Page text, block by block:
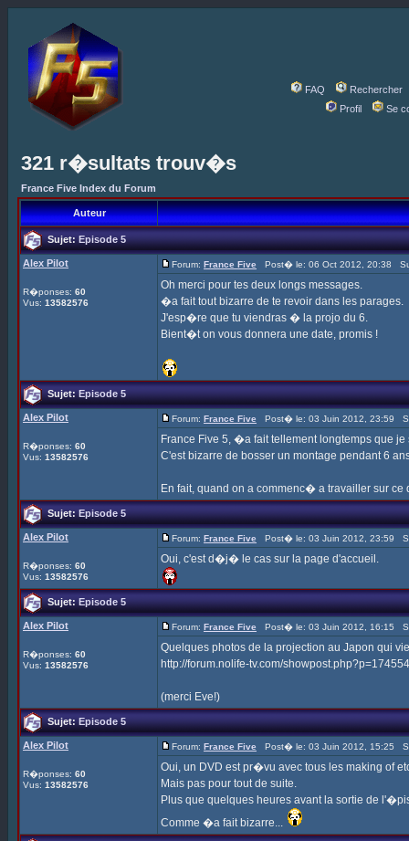
FAQ
Rechercher
Profil
Se
321 r�sultats trouv�s
France Five Index du Forum
Auteur
Sujet:Episode 5
Alex Pilot
R�ponses: 60
Vus: 13582576
Forum: France Five Post� le: 06 Oct 2012, 20:38
Oh merci pour tes deux longs messages.
�a fait tout bizarre de te revoir dans les parages.
J'esp�re que tu viendras � la projo du 6.
Bient�t on vous donnera une date, promis !
Sujet:Episode 5
Alex Pilot
R�ponses: 60
Vus: 13582576
Forum: France Five Post� le: 03 Juin 2012, 23:59
France Five 5, �a fait tellement longtemps que je
C'est bizarre de bosser un montage pendant 6
En fait, quand on a commenc� a travailler sur
Sujet:Episode 5
Alex Pilot
R�ponses: 60
Vus: 13582576
Forum: France Five Post� le: 03 Juin 2012, 23:59
Oui, c'est d�j� le cas sur la page d'accueil.
Sujet:Episode 5
Alex Pilot
R�ponses: 60
Vus: 13582576
Forum: France Five Post� le: 03 Juin 2012, 16:15
Quelques photos de la projection au Japon qui
http://forum.nolife-tv.com/
(merci Eve!)
Sujet:Episode 5
Alex Pilot
R�ponses: 60
Vus: 13582576
Forum: France Five Post� le: 03 Juin 2012, 15:25
Oui, un DVD est pr�vu avec tous les making of
Mais pas pour tout de suite.
Plus que quelques heures avant la sortie de
Comme �a fait bizarre...